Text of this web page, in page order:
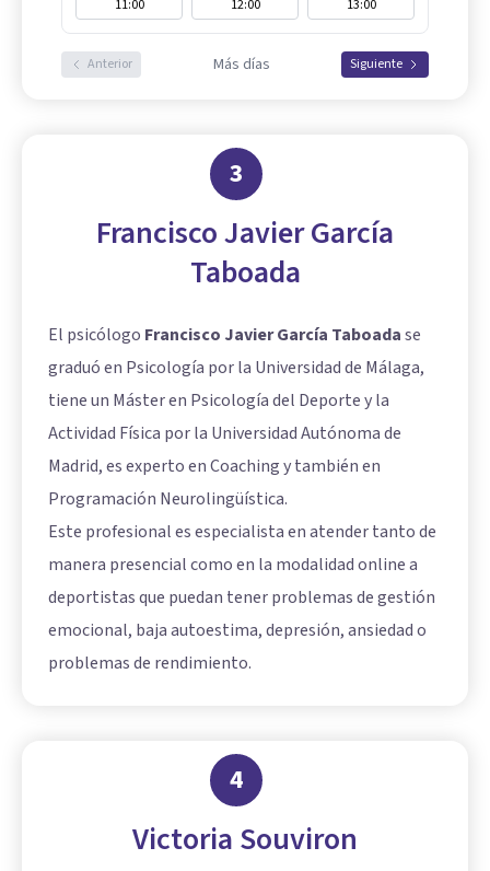
11:00 12:00 13:00
Anterior Más días Siguiente
3
Francisco Javier García
Taboada
El psicólogo Francisco Javier García Taboadase
graduó en Psicología por la Universidad de Málaga,
tiene un Máster en Psicología del Deporte y la
Actividad Física por la Universidad Autónoma de
Madrid, es experto en Coaching y también en
Programación Neurolingüística.
Este profesional es especialista en atender tanto de
manera presencial como en la modalidad online a
deportistas que puedan tener problemas de gestión
emocional, baja autoestima, depresión, ansiedad o
problemas de rendimiento.
4
Victoria Souviron